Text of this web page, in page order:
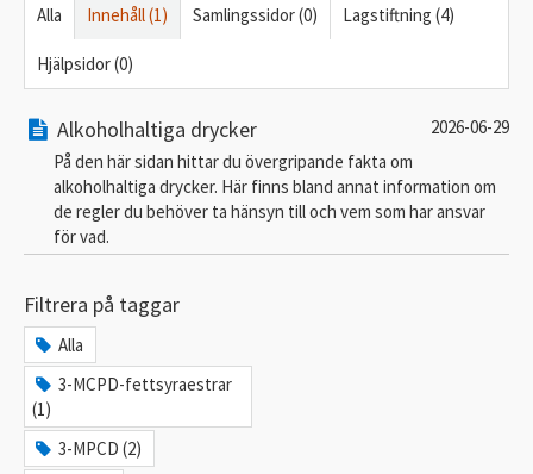
Alla Innehåll (1) Samlingssidor (0) Lagstiftning (4)
Hjälpsidor (0)
Alkoholhaltiga drycker
2026-06-29
På den här sidan hittar du övergripande fakta om
alkoholhaltiga drycker. Här finns bland annat information om
de regler du behöver ta hänsyn till och vem som har ansvar
för vad.
Filtrera på taggar
Alla
3-MCPD-fettsyraestrar
(1)
3-MPCD (2)